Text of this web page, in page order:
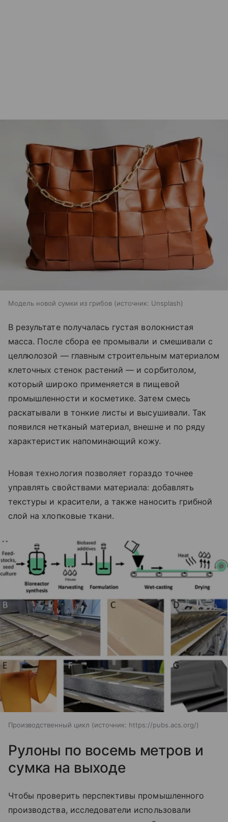
Модель новой сумки из грибов источник: Unsplash
В результате получалась густая волокнистая
масса. После сбора ее промывали и смешивали с
целлюлозой — главным строительным материалом
клеточных стенок растений — и сорбитолом,
который широко применяется в пищевой
промышленности и косметике. Затем смесь
раскатывали в тонкие листы и высушивали. Так
появился нетканый материал, внешне и по ряду
характеристик напоминающий кожу.
Новая технология позволяет гораздо точнее
управлять свойствами материала: добавлять
текстуры и красители, а также наносить грибной
слой на хлопковые ткани.
Производственный цикл источник: https://pubs.acs.org/
Рулоны по восемь метров и
сумка на выходе
Чтобы проверить перспективы промышленного
производства, исследователи использовали